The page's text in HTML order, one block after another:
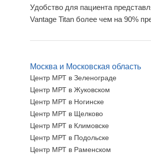
Удобство для пациента
Vantage Titan более чем на 90%
Москва и Московская область
Центр МРТ в Зеленограде
Центр МРТ в Жуковском
Центр МРТ в Ногинске
Центр МРТ в Щелково
Центр МРТ в Климовске
Центр МРТ в Подольске
Центр МРТ в Раменском